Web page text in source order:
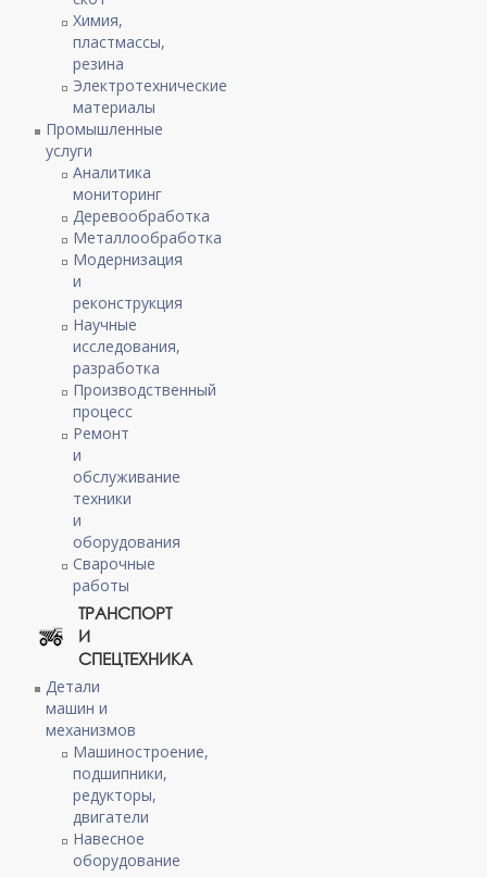
Химия,
пластмассы,
резина
Электротехнические
материалы
Промышленные
услуги
Аналитика
мониторинг
Деревообработка
Металлообработка
Модернизация
и
реконструкция
Научные
исследования,
разработка
Производственный
процесс
Ремонт
и
обслуживание
техники
и
оборудования
Сварочные
работы
ТРАНСПОРТ
И
СПЕЦТЕХНИКА
Детали
машин и
механизмов
Машиностроение,
подшипники,
редукторы,
двигатели
Навесное
оборудование